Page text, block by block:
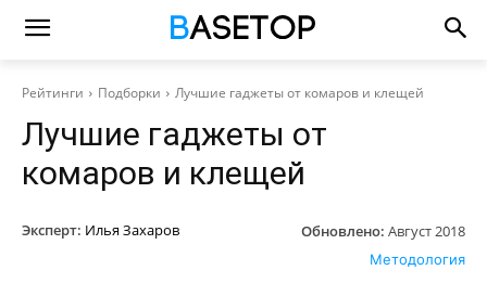
Рейтинги Подборки Лучшие гаджеты от комаров и клещей
Лучшие гаджеты от
комаров и клещей
Эксперт: Илья Захаров Обновлено: Август 2018
Методология